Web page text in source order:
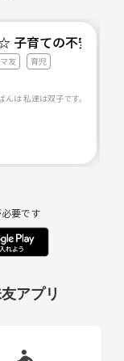
子育ての不安を解
友 育児
要です
アプリ